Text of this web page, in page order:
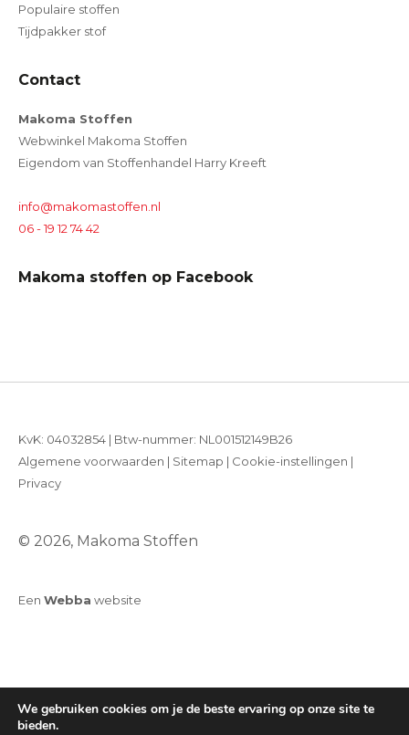
Populaire stoffen
Tijdpakker stof
Contact
Makoma Stoffen
Webwinkel Makoma Stoffen
Eigendom van Stoffenhandel Harry Kreeft
info@makomastoffen.nl
06 - 19 12 74 42
Makoma stoffen op Facebook
© 2026, Makoma Stoffen
KvK: 04032854 | Btw-nummer: NL001512149B26
Algemene voorwaarden | Sitemap | Cookie-instellingen |
Privacy
Een Webba website
We gebruiken cookies om je de beste ervaring op onze site te
bieden.